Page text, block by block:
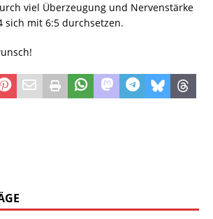
viel Überzeugung und Nervenstärke
sich mit 6:5 durchsetzen.